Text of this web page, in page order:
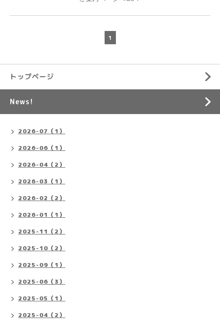
1
トップページ
News!
2026-07（1）
2026-06（1）
2026-04（2）
2026-03（1）
2026-02（2）
2026-01（1）
2025-11（2）
2025-10（2）
2025-09（1）
2025-06（3）
2025-05（1）
2025-04（2）